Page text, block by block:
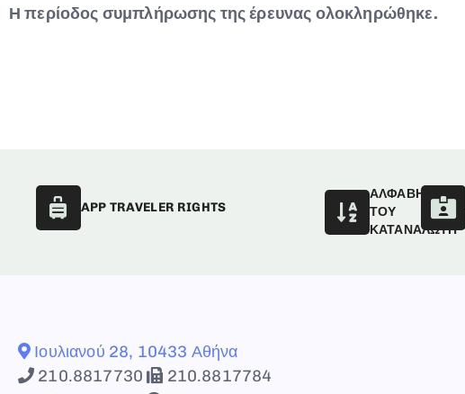
Η περίοδος συμπλήρωσης της έρευνας ολοκληρώθηκε.
APP TRAVELER RIGHTS
ΑΛΦΑΒΗΤΑΡΙ
ΤΟΥ
ΚΑΤΑΝΑΛΩΤΗ
Ιουλιανού 28, 10433 Αθήνα
210.8817730
210.8817784